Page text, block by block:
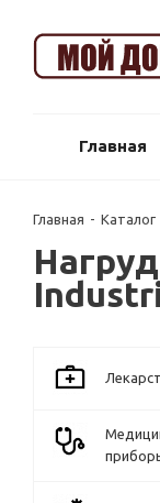
Главная
Главная - Каталог